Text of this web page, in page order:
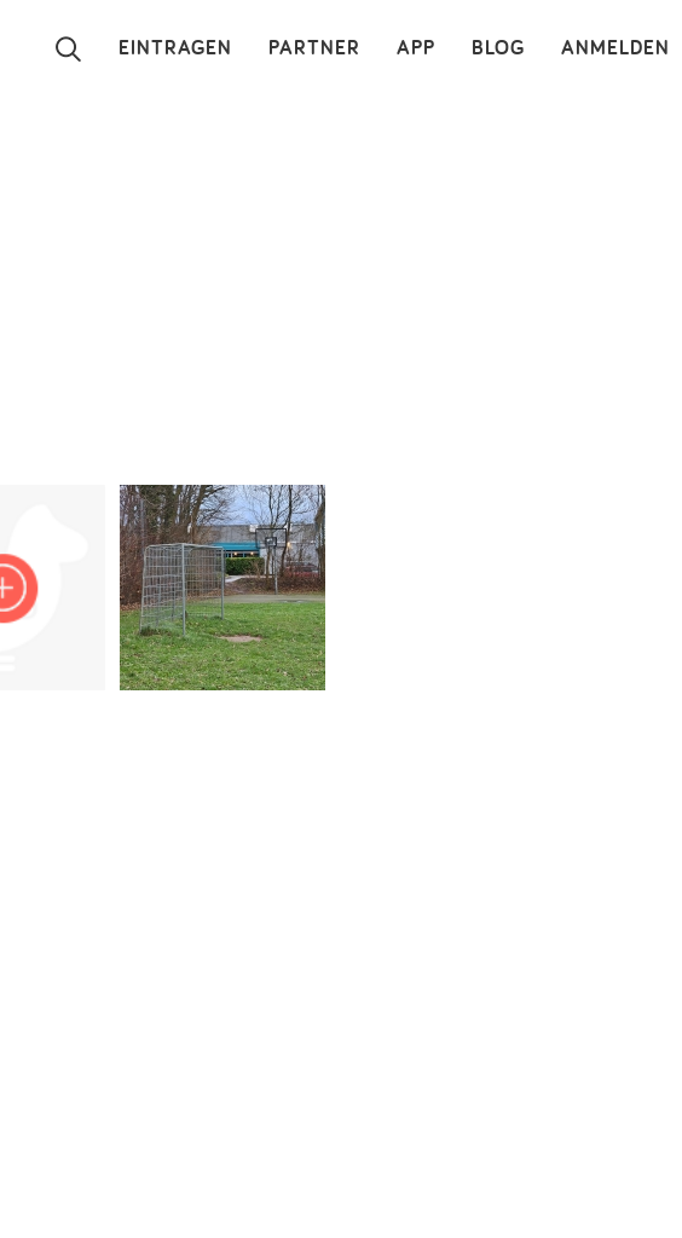
ANMELDEN
BLOG
APP
PARTNER
EINTRAGEN ×